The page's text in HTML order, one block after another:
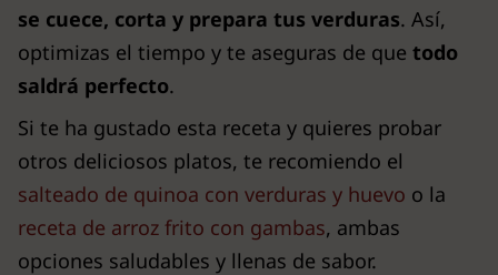
se cuece, corta y prepara tus verduras. Así,
optimizas el tiempo y te aseguras de que todo
saldrá perfecto.
Si te ha gustado esta receta y quieres probar
otros deliciosos platos, te recomiendo el
salteado de quinoa con verduras y huevo o la
receta de arroz frito con gambas, ambas
opciones saludables y llenas de sabor.